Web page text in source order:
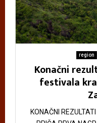
region
Konačni
festivala
KONAČNI